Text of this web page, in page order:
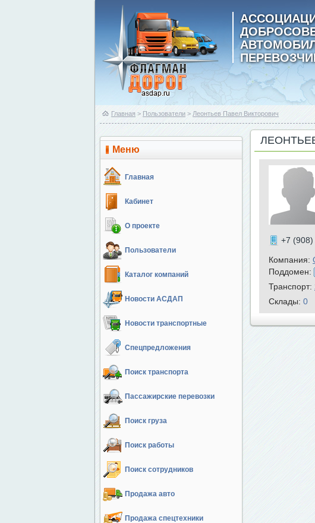
Главная > Пользователи > Леонтьев Павел Викторович
Меню
Главная
Кабинет
О проекте
Пользователи
Каталог компаний
Новости АСДАП
Новости транспортные
Спецпредложения
Поиск транспорта
Пассажирские перевозки
Поиск груза
Поиск работы
Поиск сотрудников
Продажа авто
Продажа спецтехники
+7
Компания:
Поддомен:
Транспорт:
Склады: 0